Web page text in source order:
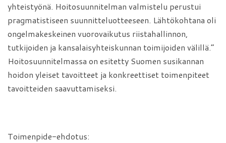
yhteistyönä. Hoitosuunnitelman valmistelu perustui
pragmatistiseen suunnitteluotteeseen. Lähtökohtana oli
ongelmakeskeinen vuorovaikutus riistahallinnon,
tutkijoiden ja kansalaisyhteiskunnan toimijoiden välillä.”
Hoitosuunnitelmassa on esitetty Suomen susikannan
hoidon yleiset tavoitteet ja konkreettiset toimenpiteet
tavoitteiden saavuttamiseksi.
Toimenpide-ehdotus: